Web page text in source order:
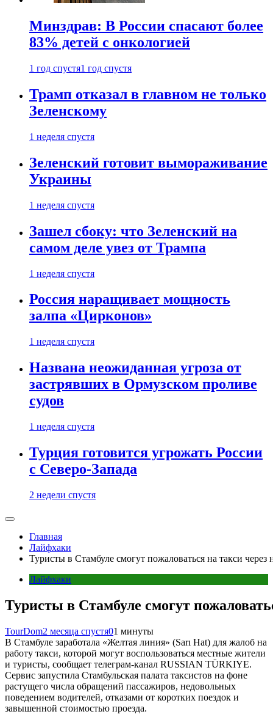
Минздрав: В России спасают более
83% детей с онкологией
1 год спустя1 год спустя
Трамп отказал в главном не только
Зеленскому
1 неделя спустя
Зеленский готовит вымораживание
Украины
1 неделя спустя
Зашел сбоку: что Зеленский на
самом деле увез от Трампа
1 неделя спустя
Россия наращивает мощность
залпа «Цирконов»
1 неделя спустя
Названа неожиданная угроза от
застрявших в Ормузском проливе
судов
1 неделя спустя
Турция готовится угрожать России
с Северо-Запада
2 недели спустя
Главная
Лайфхаки
Туристы в Стамбуле смогут пожаловаться на такси через
Лайфхаки
Туристы в Стамбуле смогут
TourDom2 месяца спустя01 минуты
В Стамбуле заработала «Желтая линия» (Sarı Hat) для жалоб на
работу такси, которой могут воспользоваться местные жители
и туристы, сообщает телеграм-канал RUSSIAN TÜRKIYE.
Сервис запустила Стамбульская палата таксистов на фоне
растущего числа обращений пассажиров, недовольных
поведением водителей, отказами от коротких поездок и
завышенной стоимостью проезда.